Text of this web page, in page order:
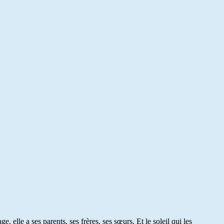
elle a ses parents, ses frères, ses sœurs. Et le soleil qui les